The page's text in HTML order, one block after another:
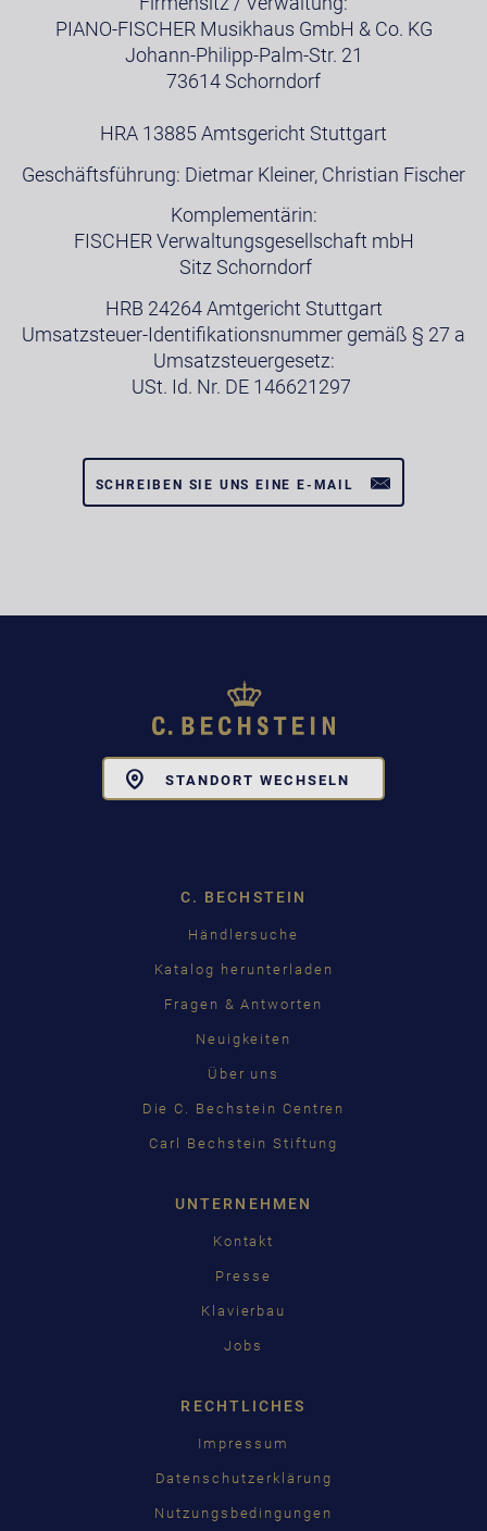
PIANO-FISCHER Musikhaus GmbH & Co. KG
Johann-Philipp-Palm-Str. 21
73614 Schorndorf
HRA 13885 Amtsgericht Stuttgart
Geschäftsführung: Dietmar Kleiner, Christian Fischer
Komplementärin:
FISCHER Verwaltungsgesellschaft mbH
Sitz Schorndorf
HRB 24264 Amtgericht Stuttgart
Umsatzsteuer-Identifikationsnummer gemäß § 27 a
Umsatzsteuergesetz:
USt. Id. Nr. DE 146621297
SCHREIBEN SIE UNS EINE E-MAIL
STANDORT WECHSELN
C. BECHSTEIN
Händlersuche
Katalog herunterladen
Fragen & Antworten
Neuigkeiten
Über uns
Die C. Bechstein Centren
Carl Bechstein Stiftung
UNTERNEHMEN
Kontakt
Presse
Klavierbau
Jobs
RECHTLICHES
Impressum
Datenschutzerklärung
Nutzungsbedingungen